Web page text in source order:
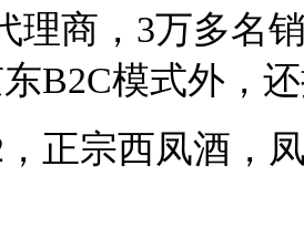
理商，3万多名
B2C模式外，
，正宗西凤酒